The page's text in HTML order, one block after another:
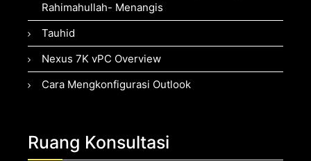
Rahimahullah- Menangis
Tauhid
Nexus 7K vPC Overview
Cara Mengkonfigurasi Outlook
Ruang Konsultasi